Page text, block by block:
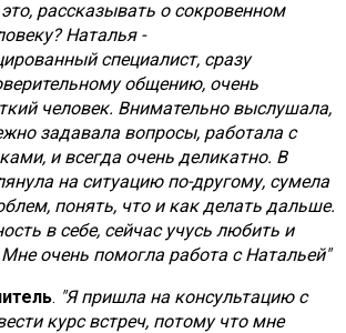
рассказывать о сокровенном
Наталья -
специалист, сразу
общению, очень
человек. Внимательно выслушала,
задавала вопросы, работала с
и всегда очень деликатно. В
на ситуацию по-другому, сумела
понять, что и как делать дальше.
в себе, сейчас учусь любить и
очень помогла работа с Натальей"
. "Я пришла на консультацию с
курс встреч, потому что мне